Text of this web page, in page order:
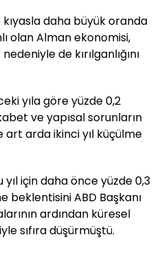
daha büyük oranda
olan Alman ekonomisi,
de kırılganlığını
yıla göre yüzde 0,2
ve yapısal sorunların
arda ikinci yıl küçülme
için daha önce yüzde 0,3
beklentisini ABD Başkanı
ardından küresel
sıfıra düşürmüştü.